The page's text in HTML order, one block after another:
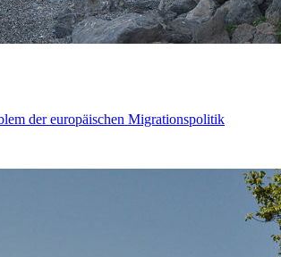
der europäischen Migrationspolitik